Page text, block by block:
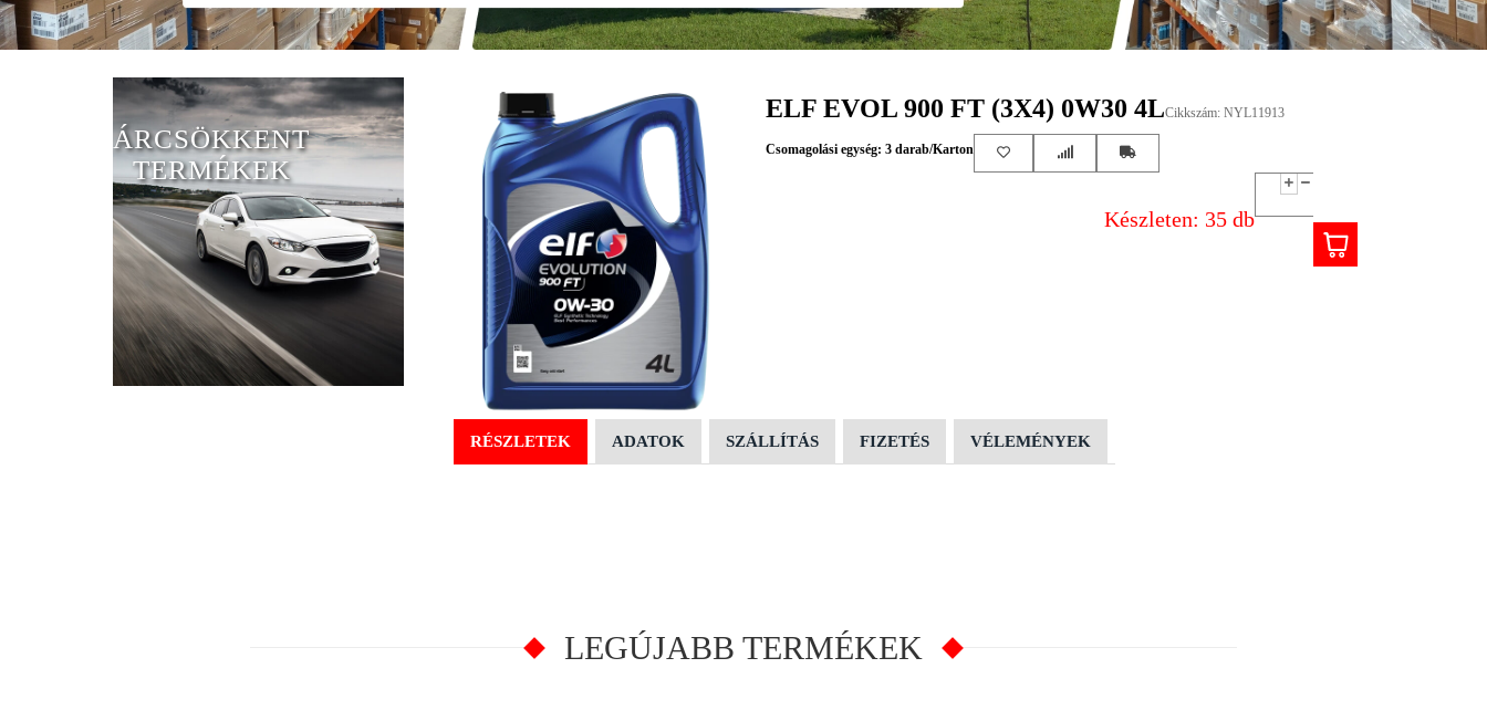
ÁRCSÖKKENT
TERMÉKEK
ELF EVOL 900 FT (3X4) 0W30 4LCikkszám: NYL11913
Csomagolási egység: 3 darab/Karton
Készleten: 35 db
RÉSZLETEK ADATOK SZÁLLÍTÁS FIZETÉS VÉLEMÉNYEK
LEGÚJABB TERMÉKEK